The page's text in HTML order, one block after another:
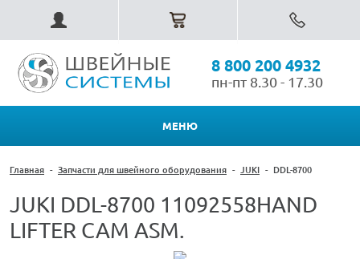
8 800 200 4932
пн-пт 8.30 - 17.30
МЕНЮ
Главная - Запчасти для швейного оборудования - JUKI - DDL-8700
JUKI DDL-8700 11092558HAND
LIFTER CAM ASM.